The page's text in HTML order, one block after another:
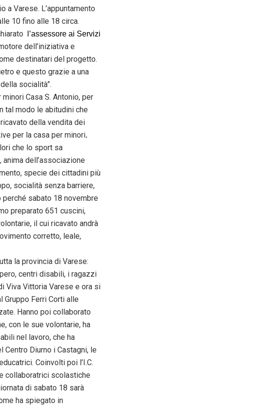
a Varese. L’appuntamento
10 fino alle 18 circa.
l’assessore ai Servizi
dell’iniziativa e
destinatari del progetto.
e questo grazie a una
socialità”.
Casa S. Antonio, per
tal modo le abitudini che
della vendita dei
per la casa per minori.
che lo sport sa
dell’associazione
specie dei cittadini più
socialità senza barriere,
sabato 18 novembre
preparato 651 cuscini,
il cui ricavato andrà
corretto, leale,
la provincia di Varese:
centri disabili, i ragazzi
Viva Vittoria Varese e ora si
Gruppo Ferri Corti alle
Hanno poi collaborato
con le sue volontarie, ha
nel lavoro, che ha
Diurno i Castagni, le
Coinvolti poi l’I.C.
collaboratrici scolastiche
di sabato 18 sarà
ha spiegato in